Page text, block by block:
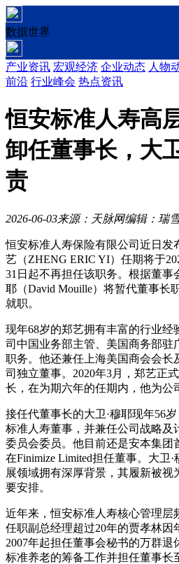
数据世界
产业资讯 宏观经济 企业动态 人物
前沿 行业峰会 热点资讯
恒安标准人寿高
卸任董事长，大
责
2026-06-03来源：天脉网编辑：瑞
恒安标准人寿保险有限公司近日发
艺（ZHENG ERIC YI）任期将于
31日起不再担任该职务。根据董事
耶（David Mouille）将暂代董事长
就职。
现年68岁的郑艺拥有丰富的行业经
司中国业务部主管、美国商务部驻
职务。他还兼任上海美国商会会长
司独立董事。2020年3月，郑艺正
长，在为期六年的任期内，他为公
接任代董事长的大卫·穆耶现年56
标准人寿董事，并兼任公司战略及
委员会委员。他目前还是安本集团
在Finimize Limited担任董事。大卫
展领域拥有深厚背景，其履新被
要安排。
近年来，恒安标准人寿核心管理层
任职副总经理超过20年的贾孝林因
2007年起担任董事会秘书的万群
标准养老的筹备工作并担任董事长